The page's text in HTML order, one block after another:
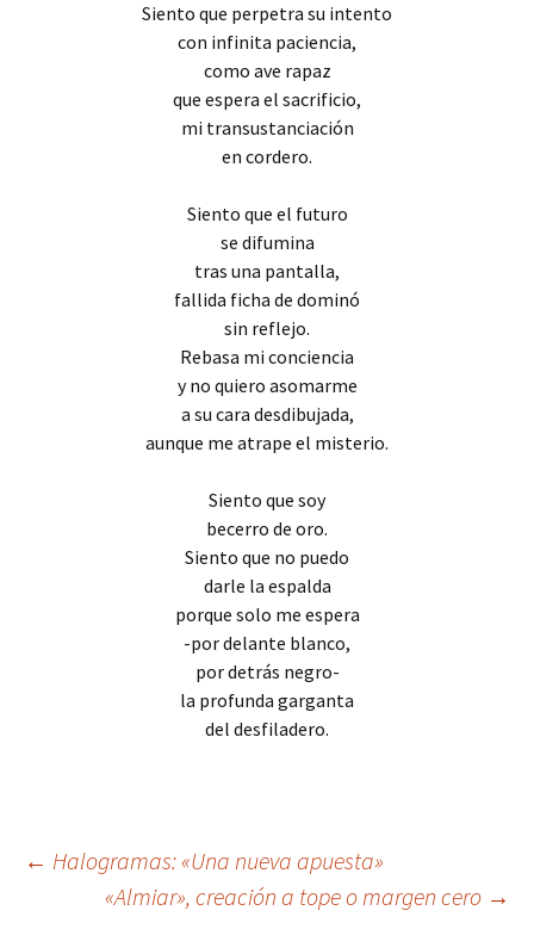
Siento que perpetra su intento
con infinita paciencia,
como ave rapaz
que espera el sacrificio,
mi transustanciación
en cordero.
Siento que el futuro
se difumina
tras una pantalla,
fallida ficha de dominó
sin reflejo.
Rebasa mi conciencia
y no quiero asomarme
a su cara desdibujada,
aunque me atrape el misterio.
Siento que soy
becerro de oro.
Siento que no puedo
darle la espalda
porque solo me espera
-por delante blanco,
por detrás negro-
la profunda garganta
del desfiladero.
Navegación
← Halogramas: «Una nueva apuesta»
«Almiar», creación a tope o margen cero →